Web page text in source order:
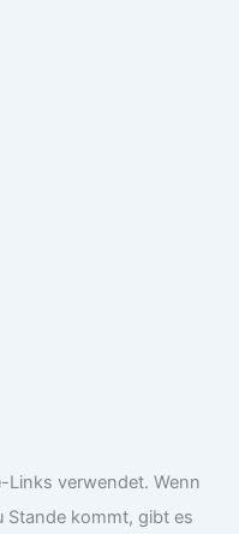
Links verwendet. Wenn
Stande kommt, gibt es